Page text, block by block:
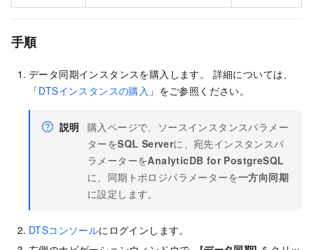
手順
データ同期インスタンスを購入します。 詳細については、
「DTSインスタンスの購入 」をご参照ください。
説明 購入ページで、ソースインスタンスパラメー
ターをSQL Serverに、宛先インスタンスパ
ラメーターをAnalyticDB for PostgreSQL
に、同期トポロジパラメーターを一方向同期
に設定します。
DTSコンソールにログインします。